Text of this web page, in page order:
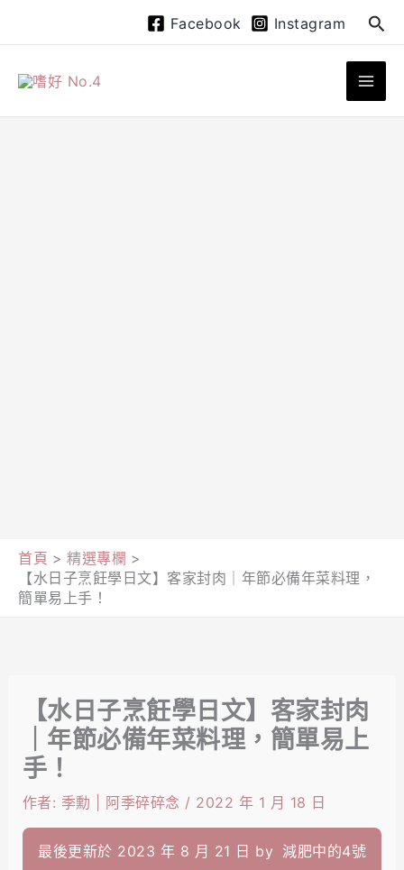
至
Facebook Instagram
搜
尋
首頁
精選專欄
【水日子烹飪學日文】客家封肉｜年節必備年菜料理，
簡單易上手！
【水日子烹飪學日文】客家封肉
｜年節必備年菜料理，簡單易上
手！
作者: 季勳 | 阿季碎碎念 / 2022 年 1 月 18 日
最後更新於 2023 年 8 月 21 日 by 減肥中的4號